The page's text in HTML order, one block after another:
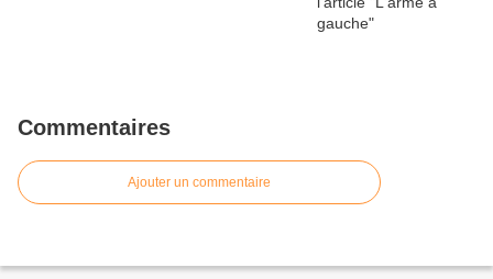
Commentaires
Ajouter un commentaire